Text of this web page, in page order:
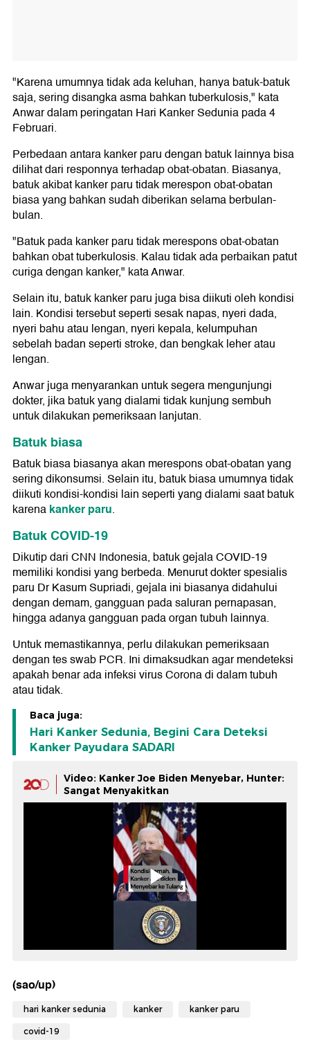
"Karena umumnya tidak ada keluhan, hanya batuk-batuk
saja, sering disangka asma bahkan tuberkulosis," kata
Anwar dalam peringatan Hari Kanker Sedunia pada 4
Februari.
Perbedaan antara kanker paru dengan batuk lainnya bisa
dilihat dari responnya terhadap obat-obatan. Biasanya,
batuk akibat kanker paru tidak merespon obat-obatan
biasa yang bahkan sudah diberikan selama berbulan-
bulan.
"Batuk pada kanker paru tidak merespons obat-obatan
bahkan obat tuberkulosis. Kalau tidak ada perbaikan patut
curiga dengan kanker," kata Anwar.
Selain itu, batuk kanker paru juga bisa diikuti oleh kondisi
lain. Kondisi tersebut seperti sesak napas, nyeri dada,
nyeri bahu atau lengan, nyeri kepala, kelumpuhan
sebelah badan seperti stroke, dan bengkak leher atau
lengan.
Anwar juga menyarankan untuk segera mengunjungi
dokter, jika batuk yang dialami tidak kunjung sembuh
untuk dilakukan pemeriksaan lanjutan.
Batuk biasa
Batuk biasa biasanya akan merespons obat-obatan yang
sering dikonsumsi. Selain itu, batuk biasa umumnya tidak
diikuti kondisi-kondisi lain seperti yang dialami saat batuk
karenakanker paru.
Batuk COVID-19
Dikutip dari CNN Indonesia, batuk gejala COVID-19
memiliki kondisi yang berbeda. Menurut dokter spesialis
paru Dr Kasum Supriadi, gejala ini biasanya didahului
dengan demam, gangguan pada saluran pernapasan,
hingga adanya gangguan pada organ tubuh lainnya.
Untuk memastikannya, perlu dilakukan pemeriksaan
dengan tes swab PCR. Ini dimaksudkan agar mendeteksi
apakah benar ada infeksi virus Corona di dalam tubuh
atau tidak.
Baca juga:
Hari Kanker Sedunia, Begini Cara Deteksi
Kanker Payudara SADARI
Video: Kanker Joe Biden Menyebar, Hunter:
Sangat Menyakitkan
(sao/up)
hari kanker sedunia kanker kanker paru
covid-19